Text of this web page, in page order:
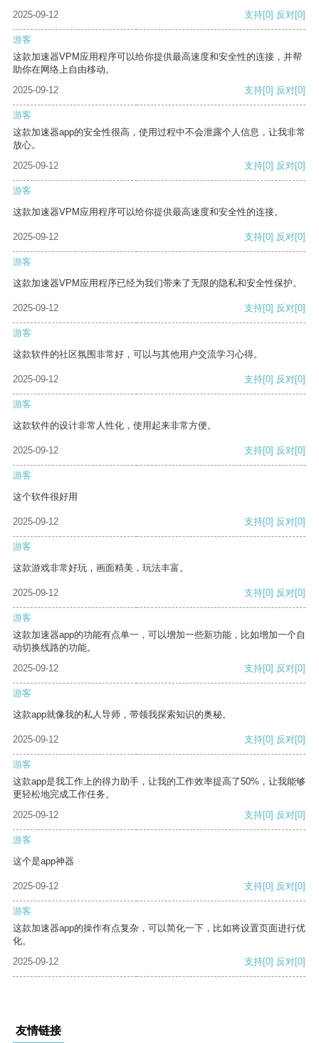
2025-09-12 支持[0] 反对[0]
游客
这款加速器VPM应用程序可以给你提供最高速度和安全性的连接，并帮
助你在网络上自由移动。
2025-09-12
支持[0] 反对[0]
游客
这款加速器app的安全性很高，使用过程中不会泄露个人信息，让我非常
放心。
2025-09-12
支持[0] 反对[0]
游客
这款加速器VPM应用程序可以给你提供最高速度和安全性的连接。
2025-09-12 支持[0] 反对[0]
游客
这款加速器VPM应用程序已经为我们带来了无限的隐私和安全性保护。
2025-09-12 支持[0] 反对[0]
游客
这款软件的社区氛围非常好，可以与其他用户交流学习心得。
2025-09-12 支持[0] 反对[0]
游客
这款软件的设计非常人性化，使用起来非常方便。
2025-09-12 支持[0] 反对[0]
游客
这个软件很好用
2025-09-12 支持[0] 反对[0]
游客
这款游戏非常好玩，画面精美，玩法丰富。
2025-09-12 支持[0] 反对[0]
游客
这款加速器app的功能有点单一，可以增加一些新功能，比如增加一个自
动切换线路的功能。
2025-09-12
支持[0] 反对[0]
游客
这款app就像我的私人导师，带领我探索知识的奥秘。
2025-09-12 支持[0] 反对[0]
游客
这款app是我工作上的得力助手，让我的工作效率提高了50%，让我能够
更轻松地完成工作任务。
2025-09-12
支持[0] 反对[0]
游客
这个是app神器
2025-09-12 支持[0] 反对[0]
游客
这款加速器app的操作有点复杂，可以简化一下，比如将设置页面进行优
化。
2025-09-12
支持[0] 反对[0]
友情链接